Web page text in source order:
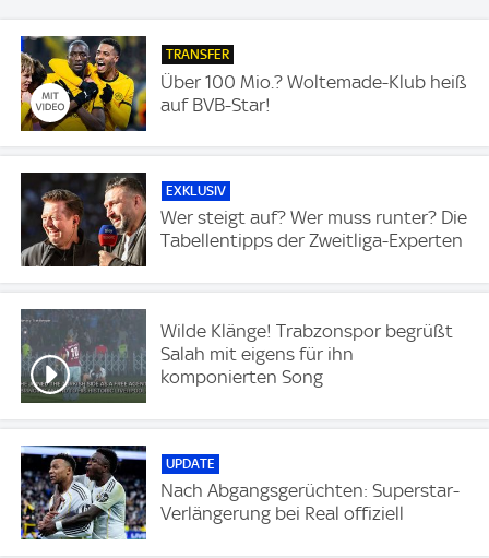
TRANSFER
Über 100 Mio.? Woltemade-Klub heiß
auf BVB-Star!
EXKLUSIV
Wer steigt auf? Wer muss runter? Die
Tabellentipps der Zweitliga-Experten
Wilde Klänge! Trabzonspor begrüßt
Salah mit eigens für ihn
komponierten Song
UPDATE
Nach Abgangsgerüchten: Superstar-
Verlängerung bei Real offiziell